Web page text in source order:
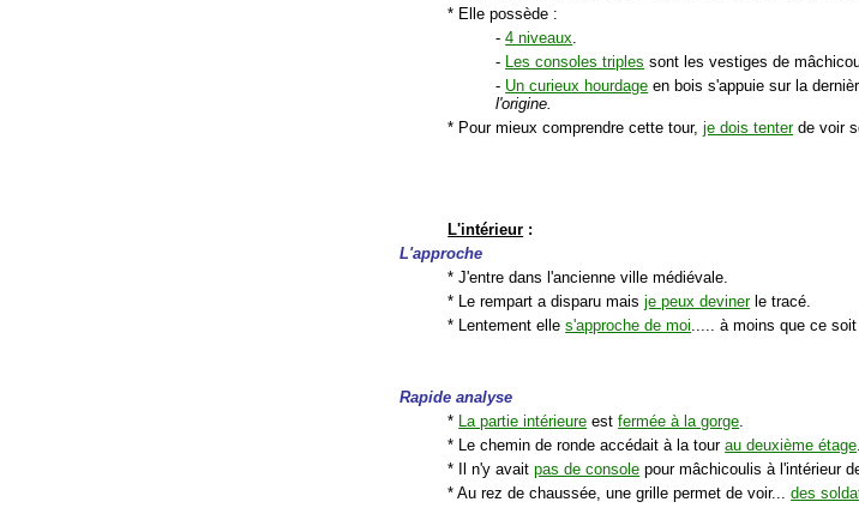
* Elle possède :
-4 niveaux
-
Les consoles triples sont les vestiges de
- Un curieux hourdage en bois s'appuie sur la
l'origine.
* Pour mieux comprendre cette tour,je dois tenterde voir
L'intérieur :
L'approche
* J'entre dans l'ancienne ville médiévale.
* Le rempart a disparu maisje peux devinerle tracé.
* Lentement elles'approche de moi ..... à moins que ce
Rapide analyse
*
La partie intérieure estfermée à la gorge
* Le chemin de ronde accédait à la tourau deuxième étage
* Il n'y avaitpas de console pour mâchicoulis à l'intérieur
* Au rez de chaussée, une grille permet de voir...des